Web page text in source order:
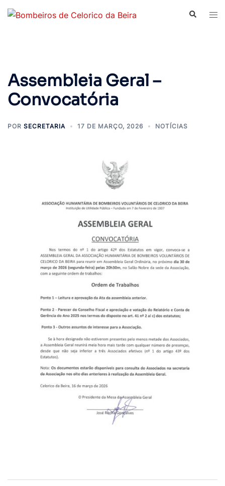
Saltar
para
Pesquisar
Assembleia Geral –
Convocatória
POR SECRETARIA 17 DE MARÇO, 2026 NOTÍCIAS